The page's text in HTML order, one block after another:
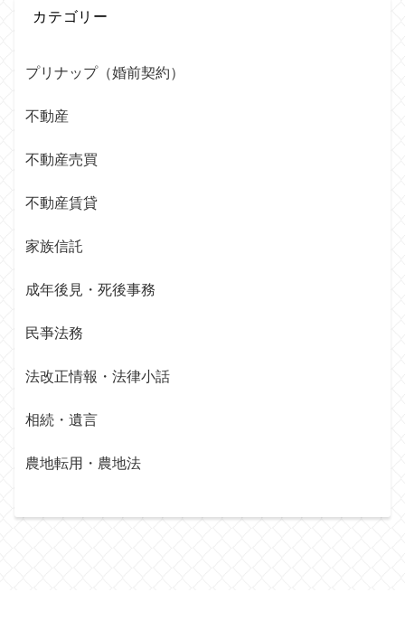
カテゴリー
プリナップ（婚前契約）
不動産
不動産売買
不動産賃貸
家族信託
成年後見・死後事務
民亊法務
法改正情報・法律小話
相続・遺言
農地転用・農地法